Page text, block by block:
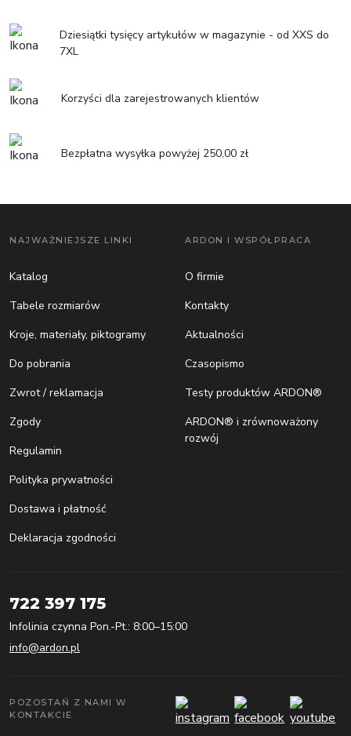
Dziesiątki tysięcy artykułów w magazynie - od XXS do
7XL
Korzyści dla zarejestrowanych klientów
Bezpłatna wysyłka powyżej 250,00 zł
NAJWAŻNIEJSZE LINKI
Katalog
Tabele rozmiarów
Kroje, materiały, piktogramy
Do pobrania
Zwrot / reklamacja
Zgody
Regulamin
Polityka prywatności
Dostawa i płatność
Deklaracja zgodności
ARDON I WSPÓŁPRACA
O firmie
Kontakty
Aktualności
Czasopismo
Testy produktów ARDON®
ARDON® i zrównoważony
rozwój
722 397 175
Infolinia czynna Pon.-Pt.: 8:00–15:00
info@ardon.pl
POZOSTAŃ Z NAMI W
KONTAKCIE